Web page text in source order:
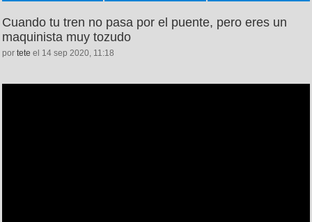
Cuando tu tren no pasa por el puente, pero eres un
maquinista muy tozudo
por tete el 14 sep 2020, 11:18